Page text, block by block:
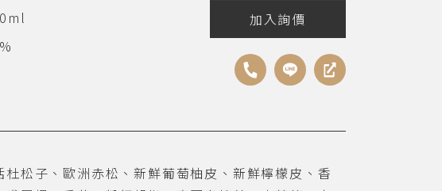
加入詢價
杜松子、歐洲赤松、新鮮葡萄柚皮、新鮮檸檬皮、香